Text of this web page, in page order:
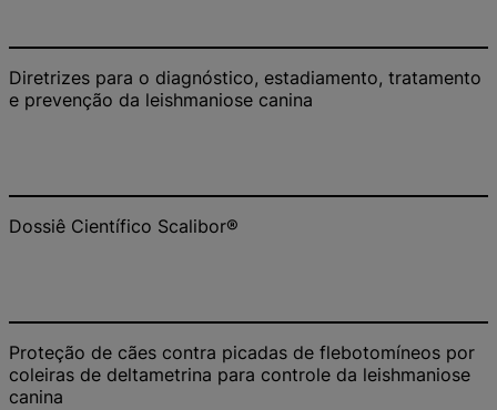
Diretrizes para o diagnóstico, estadiamento, tratamento
e prevenção da leishmaniose canina
Dossiê Científico Scalibor®
Proteção de cães contra picadas de flebotomíneos por
coleiras de deltametrina para controle da leishmaniose
canina